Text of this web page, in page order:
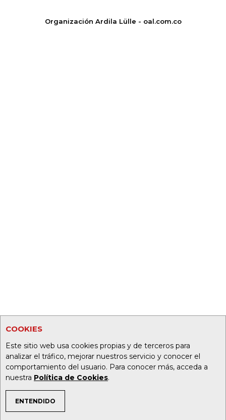
COOKIES
Este sitio web usa cookies propias y de terceros para
analizar el tráfico, mejorar nuestros servicio y conocer el
comportamiento del usuario. Para conocer más, acceda a
nuestra Política de Cookies.
ENTENDIDO
TEMAS DE INTERÉS
Organización Ardila Lülle - oal.com.co